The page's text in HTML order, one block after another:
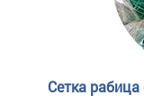
Сетка